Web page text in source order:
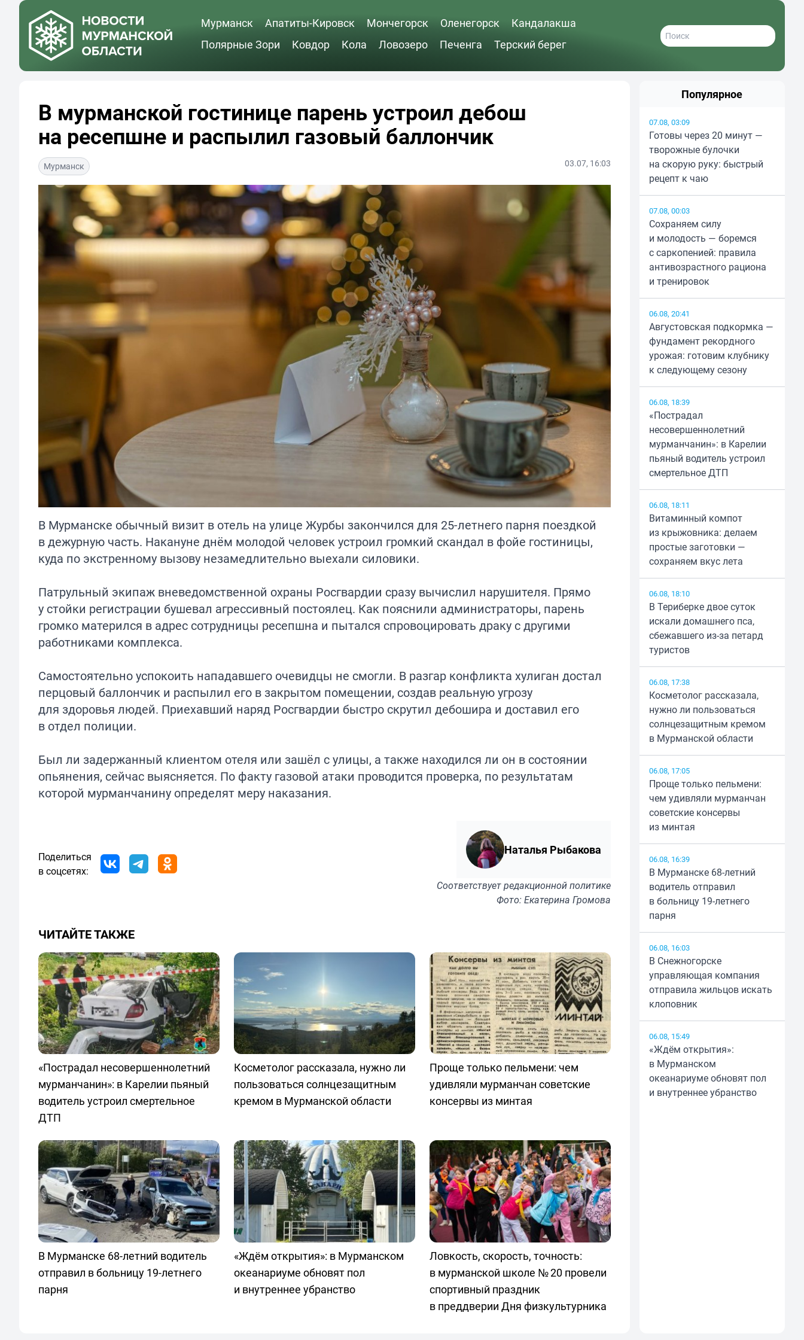
Мурманск Апатиты-Кировск Мончегорск Оленегорск
Кандалакша
Полярные Зори
Ковдор Кола Ловозеро Печенга Терский берег
В мурманской гостинице парень устроил дебош
на ресепшне и распылил газовый баллончик
Мурманск 03.07, 16:03
В Мурманске обычный визит в отель на улице Журбы закончился для 25-летнего парня поездкой
в дежурную часть. Накануне днём молодой человек устроил громкий скандал в фойе гостиницы,
куда по экстренному вызову незамедлительно выехали силовики.
Патрульный экипаж вневедомственной охраны Росгвардии сразу вычислил нарушителя. Прямо
у стойки регистрации бушевал агрессивный постоялец. Как пояснили администраторы, парень
громко матерился в адрес сотрудницы ресепшна и пытался спровоцировать драку с другими
работниками комплекса.
Самостоятельно успокоить нападавшего очевидцы не смогли. В разгар конфликта хулиган достал
перцовый баллончик и распылил его в закрытом помещении, создав реальную угрозу
для здоровья людей. Приехавший наряд Росгвардии быстро скрутил дебошира и доставил его
в отдел полиции.
Был ли задержанный клиентом отеля или зашёл с улицы, а также находился ли он в состоянии
опьянения, сейчас выясняется. По факту газовой атаки проводится проверка, по результатам
которой мурманчанину определят меру наказания.
Поделиться
в соцсетях:
Наталья Рыбакова
Соответствуетредакционной политике
Фото: Екатерина Громова
ЧИТАЙТЕ ТАКЖЕ
«Пострадал несовершеннолетний
мурманчанин»: в Карелии пьяный
водитель устроил смертельное
ДТП
Косметолог рассказала, нужно ли
пользоваться солнцезащитным
кремом в Мурманской области
Проще только пельмени: чем
удивляли мурманчан советские
консервы из минтая
В Мурманске 68-летний водитель
отправил в больницу 19-летнего
парня
«Ждём открытия»: в Мурманском
океанариуме обновят пол
и внутреннее убранство
Ловкость, скорость, точность:
в мурманской школе № 20 провели
спортивный праздник
в преддверии Дня физкультурника
Популярное
07.08, 03:09
Готовы через 20 минут —
творожные булочки
на скорую руку: быстрый
рецепт к чаю
07.08, 00:03
Сохраняем силу
и молодость — боремся
с саркопенией: правила
антивозрастного рациона
и тренировок
06.08, 20:41
Августовская подкормка —
фундамент рекордного
урожая: готовим клубнику
к следующему сезону
06.08, 18:39
«Пострадал
несовершеннолетний
мурманчанин»: в Карелии
пьяный водитель устроил
смертельное ДТП
06.08, 18:11
Витаминный компот
из крыжовника: делаем
простые заготовки —
сохраняем вкус лета
06.08, 18:10
В Териберке двое суток
искали домашнего пса,
сбежавшего из-за петард
туристов
06.08, 17:38
Косметолог рассказала,
нужно ли пользоваться
солнцезащитным кремом
в Мурманской области
06.08, 17:05
Проще только пельмени:
чем удивляли мурманчан
советские консервы
из минтая
06.08, 16:39
В Мурманске 68-летний
водитель отправил
в больницу 19-летнего
парня
06.08, 16:03
В Снежногорске
управляющая компания
отправила жильцов искать
клоповник
06.08, 15:49
«Ждём открытия»:
в Мурманском
океанариуме обновят пол
и внутреннее убранство